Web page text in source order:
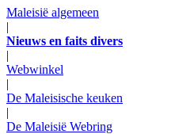
Maleisië algemeen
|
Nieuws en faits divers
|
Webwinkel
|
De Maleisische keuken
|
De Maleisië Webring